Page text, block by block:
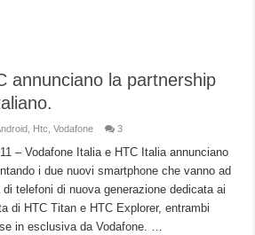
annunciano la partnership
Htc ,Vodafone 3
– Vodafone Italia e HTC Italia annunciano
i due nuovi smartphone che vanno ad
di telefoni di nuova generazione dedicata ai
di HTC Titan e HTC Explorer, entrambi
in esclusiva da Vodafone. …